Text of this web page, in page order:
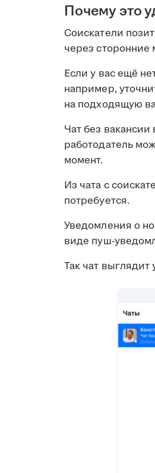
Почему это
Соискатели
через
Если у вас ещё
например,
на подходящую
Чат без
работодатель
момент.
Из чата с
потребуется.
Уведомления о
виде пуш-
Так чат выглядит